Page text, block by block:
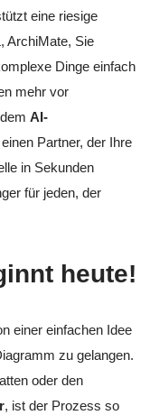
eine riesige
ArchiMate, Sie
Dinge einfach
mehr vor
AI-
Partner, der Ihre
in Sekunden
für jeden, der
heute!
einer einfachen Idee
zu gelangen.
oder den
, ist der Prozess so